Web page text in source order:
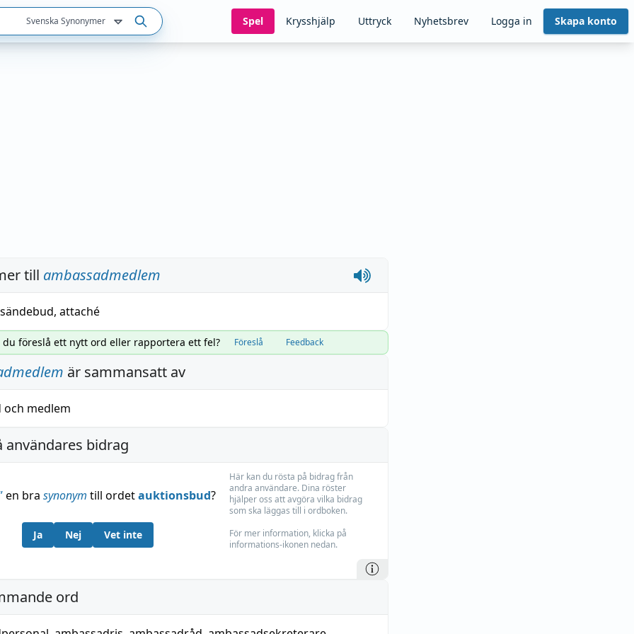
Svenska Synonymer Spel Krysshjälp Uttryck Nyhetsbrev Logga in Skapa konto
till ambassadmedlem
sändebud, attaché
du föreslå ett nytt ord eller rapportera ett fel? Föreslå Feedback
är sammansatt av
och medlem
användares bidrag
en bra synonym till ordetauktionsbud?
Ja Nej Vet inte
Här kan du rösta på bidrag från
andra användare. Dina röster
hjälper oss att avgöra vilka bidrag
som ska läggas till i ordboken.
För mer information, klicka på
informations-ikonen nedan.
ord